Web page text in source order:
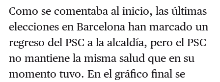
Como se comentaba al inicio, las últimas
elecciones en Barcelona han marcado un
regreso del PSC a la alcaldía, pero el PSC
no mantiene la misma salud que en su
momento tuvo. En el gráfico final se